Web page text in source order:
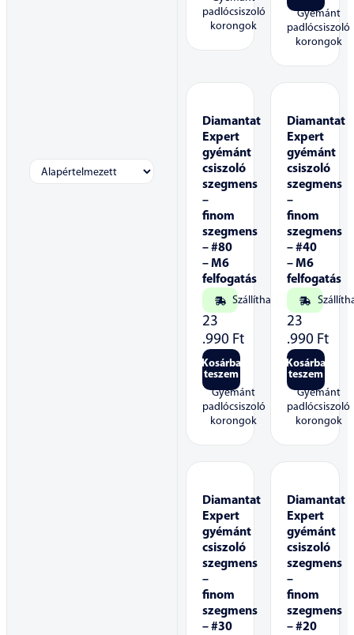
padlócsiszoló
korongok
Gyémánt
padlócsiszoló
korongok
Diamantat
Expert
gyémánt
csiszoló
szegmens
–
finom
szegmens
– #80
– M6
felfogatás
Szállítható
23
.990 Ft
Kosárba
teszem
Gyémánt
padlócsiszoló
korongok
Diamantat
Expert
gyémánt
csiszoló
szegmens
–
finom
szegmens
– #40
– M6
felfogatás
23
.990 Ft
Kosárba
teszem
Gyémánt
padlócsiszoló
korongok
Diamantat
Expert
gyémánt
csiszoló
szegmens
–
finom
szegmens
– #30
Diamantat
Expert
gyémánt
csiszoló
szegmens
–
finom
szegmens
– #20